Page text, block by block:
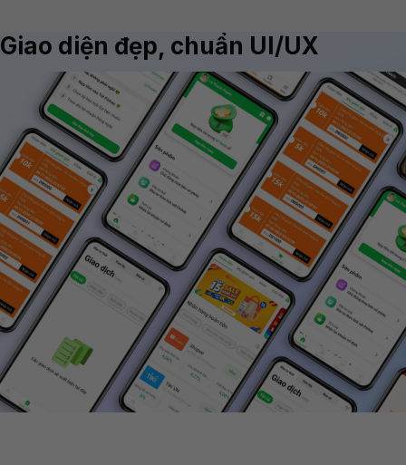
Giao diện đẹp, chuẩn UI/UX